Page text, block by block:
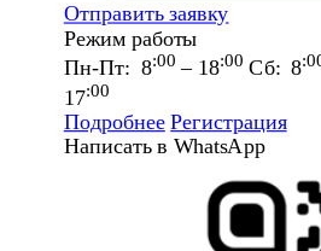
Отправить заявку
Режим работы
Пн-Пт: 8:00 – 18:00 Сб: 8
17:00
Подробнее Регистрация
Написать в WhatsApp